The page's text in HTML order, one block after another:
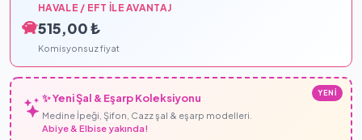
HAVALE / EFT İLE AVANTAJ
515,00 ₺
Komisyonsuz fiyat
YENİ
✨ Yeni Şal & Eşarp Koleksiyonu
Medine İpeği, Şifon, Cazz şal & eşarp modelleri.
Abiye & Elbise yakında!